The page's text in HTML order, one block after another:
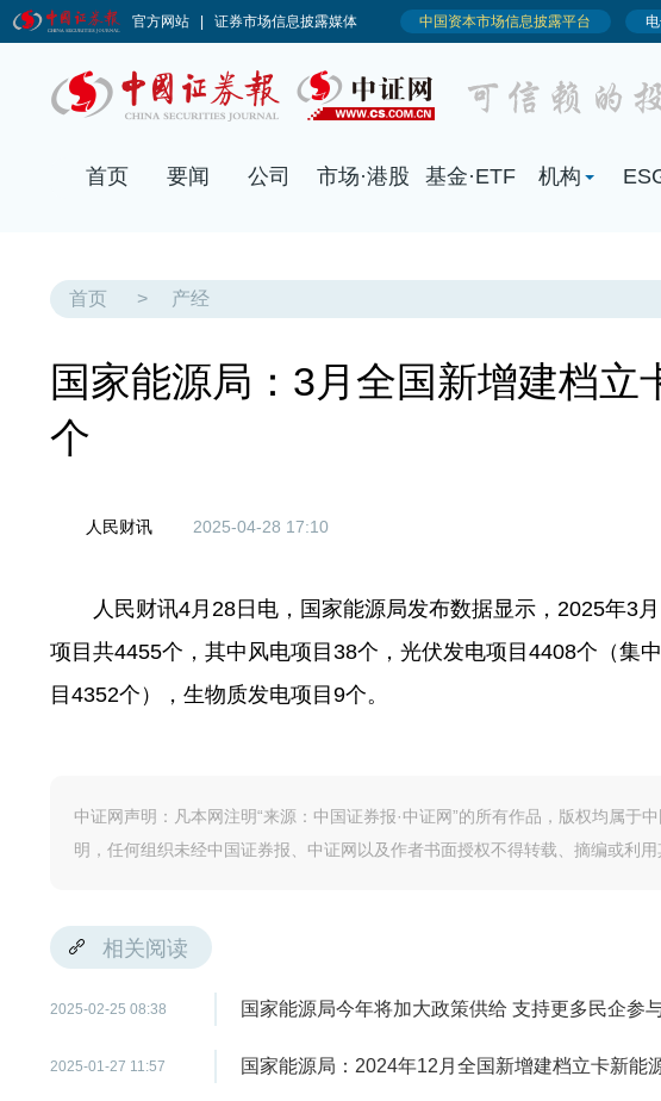
首页 要闻 公司 市场·港股 基金·ETF 机构
首页 > 产经
国家能源局：3月全国新增建档立
个
人民财讯 2025-04-28 17:10
人民财讯4月28日电，国家能源局发布数据显示，2025年3月
项目共4455个，其中风电项目38个，光伏发电项目4408个（集
目4352个），生物质发电项目9个。
中证网声明：凡本网注明“来源：中国证券报·中证网”的所有作品，版权均属于
明，任何组织未经中国证券报、中证网以及作者书面授权不得转载、摘编或利用
相关阅读
2025-02-25 08:38 国家能源局今年将加大政策供给 支持更多民企参
2025-01-27 11:57 国家能源局：2024年12月全国新增建档立卡新能